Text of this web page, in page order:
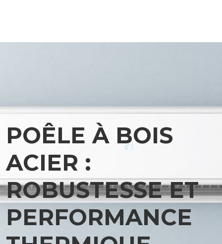
POÊLE À BOIS
ACIER :
ROBUSTESSE ET
PERFORMANCE